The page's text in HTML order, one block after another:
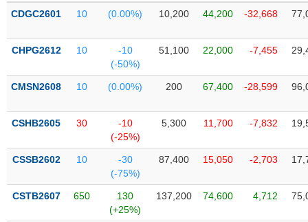
CDGC2601 10 (0.00%) 10,200 44,200 -32,668
CHPG2612 10
-10
(-50%)
51,100 22,000 -7,455
CMSN2608 10 (0.00%) 200 67,400 -28,599
CSHB2605 30
-10
(-25%)
5,300 11,700 -7,832
CSSB2602 10
-30
(-75%)
87,400 15,050 -2,703
CSTB2607 650
130
(+25%)
137,200 74,600 4,712
VỤ
TRUYỀN
ÍCH